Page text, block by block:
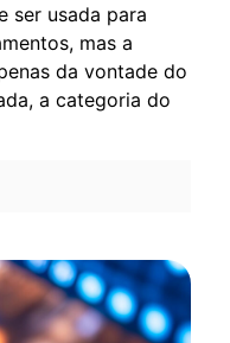
ser usada para
mas a
da vontade do
a categoria do